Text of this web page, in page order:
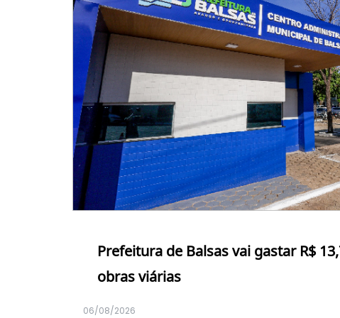
Prefeitura de Balsas vai gastar R$
obras viárias
06/08/2026